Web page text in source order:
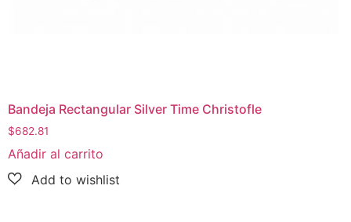
Bandeja Rectangular Silver Time Christofle
$682.81
Añadir al carrito